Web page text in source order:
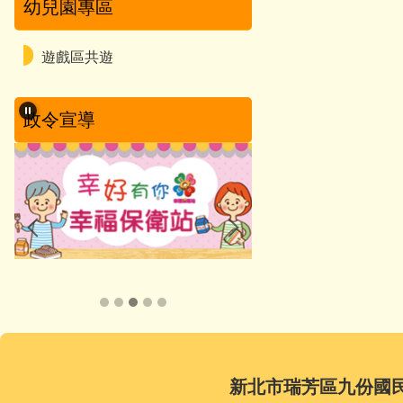
幼兒園專區
遊戲區共遊
政令宣導
新北市瑞芳區九份國